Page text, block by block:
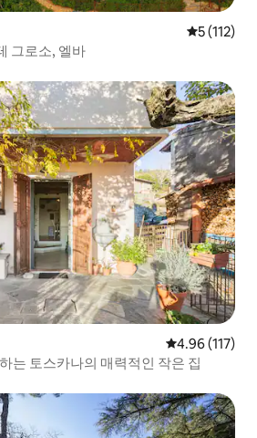
평점 5점(5
5 (112)
그로소, 엘바
평점 4.96점(5
4.96 (117)
는 토스카나의 매력적인 작은 집